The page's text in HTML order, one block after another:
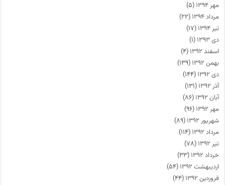
مهر ۱۳۹۴
(۵)
مرداد ۱۳۹۴
(۲۲)
تیر ۱۳۹۴
(۱۷)
دی ۱۳۹۳
(۱)
اسفند ۱۳۹۲
(۴)
بهمن ۱۳۹۲
(۱۳۹)
دی ۱۳۹۲
(۱۴۴)
آذر ۱۳۹۲
(۱۳۱)
آبان ۱۳۹۲
(۸۶)
مهر ۱۳۹۲
(۹۶)
شهریور ۱۳۹۲
(۸۹)
مرداد ۱۳۹۲
(۱۱۴)
تیر ۱۳۹۲
(۷۸)
خرداد ۱۳۹۲
(۳۳)
اردیبهشت ۱۳۹۲
(۵۴)
فروردین ۱۳۹۲
(۴۴)